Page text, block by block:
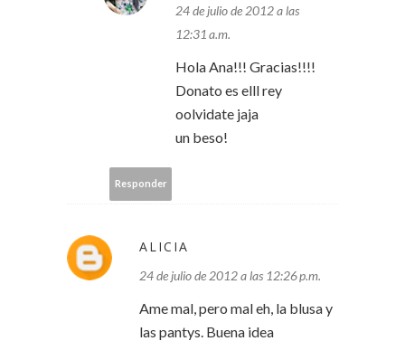
24 de julio de 2012 a las
12:31 a.m.
Hola Ana!!! Gracias!!!!
Donato es elll rey
oolvidate jaja
un beso!
Responder
ALICIA
24 de julio de 2012 a las 12:26 p.m.
Ame mal, pero mal eh, la blusa y
las pantys. Buena idea